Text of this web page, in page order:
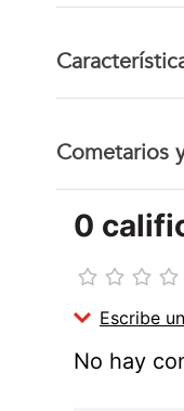
Cometarios
☆ ☆ ☆ ☆
0
Escribe
No hay